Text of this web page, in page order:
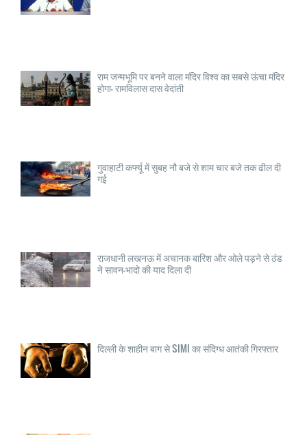
राम जन्मभूमि पर बनने वाला मंदिर विश्व का सबसे ऊंचा मंदिर
होगा- रामविलास दास वेदांती
गुवाहाटी कर्फ्यू में सुबह नौ बजे से शाम चार बजे तक ढील दी
गई
राजधानी लखनऊ में अचानक बारिश और ओले पड़ने से ठंड
ने सावन-भादो की याद दिला दी
दिल्ली के शाहीन बाग से SIMI का संदिग्ध आतंकी गिरफ्तार